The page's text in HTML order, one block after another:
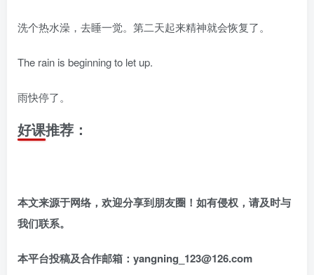
洗个热水澡，去睡一觉。第二天起来精神就会恢复了。
The rain is beginning to let up.
雨快停了。
好课推荐：
本文来源于网络，欢迎分享到朋友圈！如有侵权，请及时与
我们联系。
本平台投稿及合作邮箱：yangning_123@126.com